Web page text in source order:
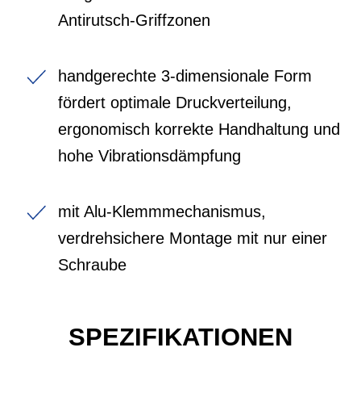
Antirutsch-Griffzonen
handgerechte 3-dimensionale Form
fördert optimale Druckverteilung,
ergonomisch korrekte Handhaltung und
hohe Vibrationsdämpfung
mit Alu-Klemmmechanismus,
verdrehsichere Montage mit nur einer
Schraube
SPEZIFIKATIONEN